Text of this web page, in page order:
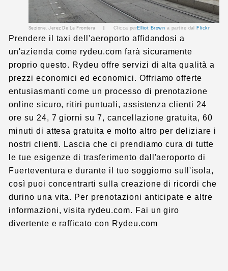
Sezione, Jerez De La Frontera Clicca perElliot Brown a partire dal Flickr
Prendere il taxi dell'aeroporto affidandosi a
un'azienda come rydeu.com farà sicuramente
proprio questo. Rydeu offre servizi di alta qualità a
prezzi economici ed economici. Offriamo offerte
entusiasmanti come un processo di prenotazione
online sicuro, ritiri puntuali, assistenza clienti 24
ore su 24, 7 giorni su 7, cancellazione gratuita, 60
minuti di attesa gratuita e molto altro per deliziare i
nostri clienti. Lascia che ci prendiamo cura di tutte
le tue esigenze di trasferimento dall'aeroporto di
Fuerteventura e durante il tuo soggiorno sull'isola,
così puoi concentrarti sulla creazione di ricordi che
durino una vita. Per prenotazioni anticipate e altre
informazioni, visita rydeu.com. Fai un giro
divertente e rafficato con Rydeu.com